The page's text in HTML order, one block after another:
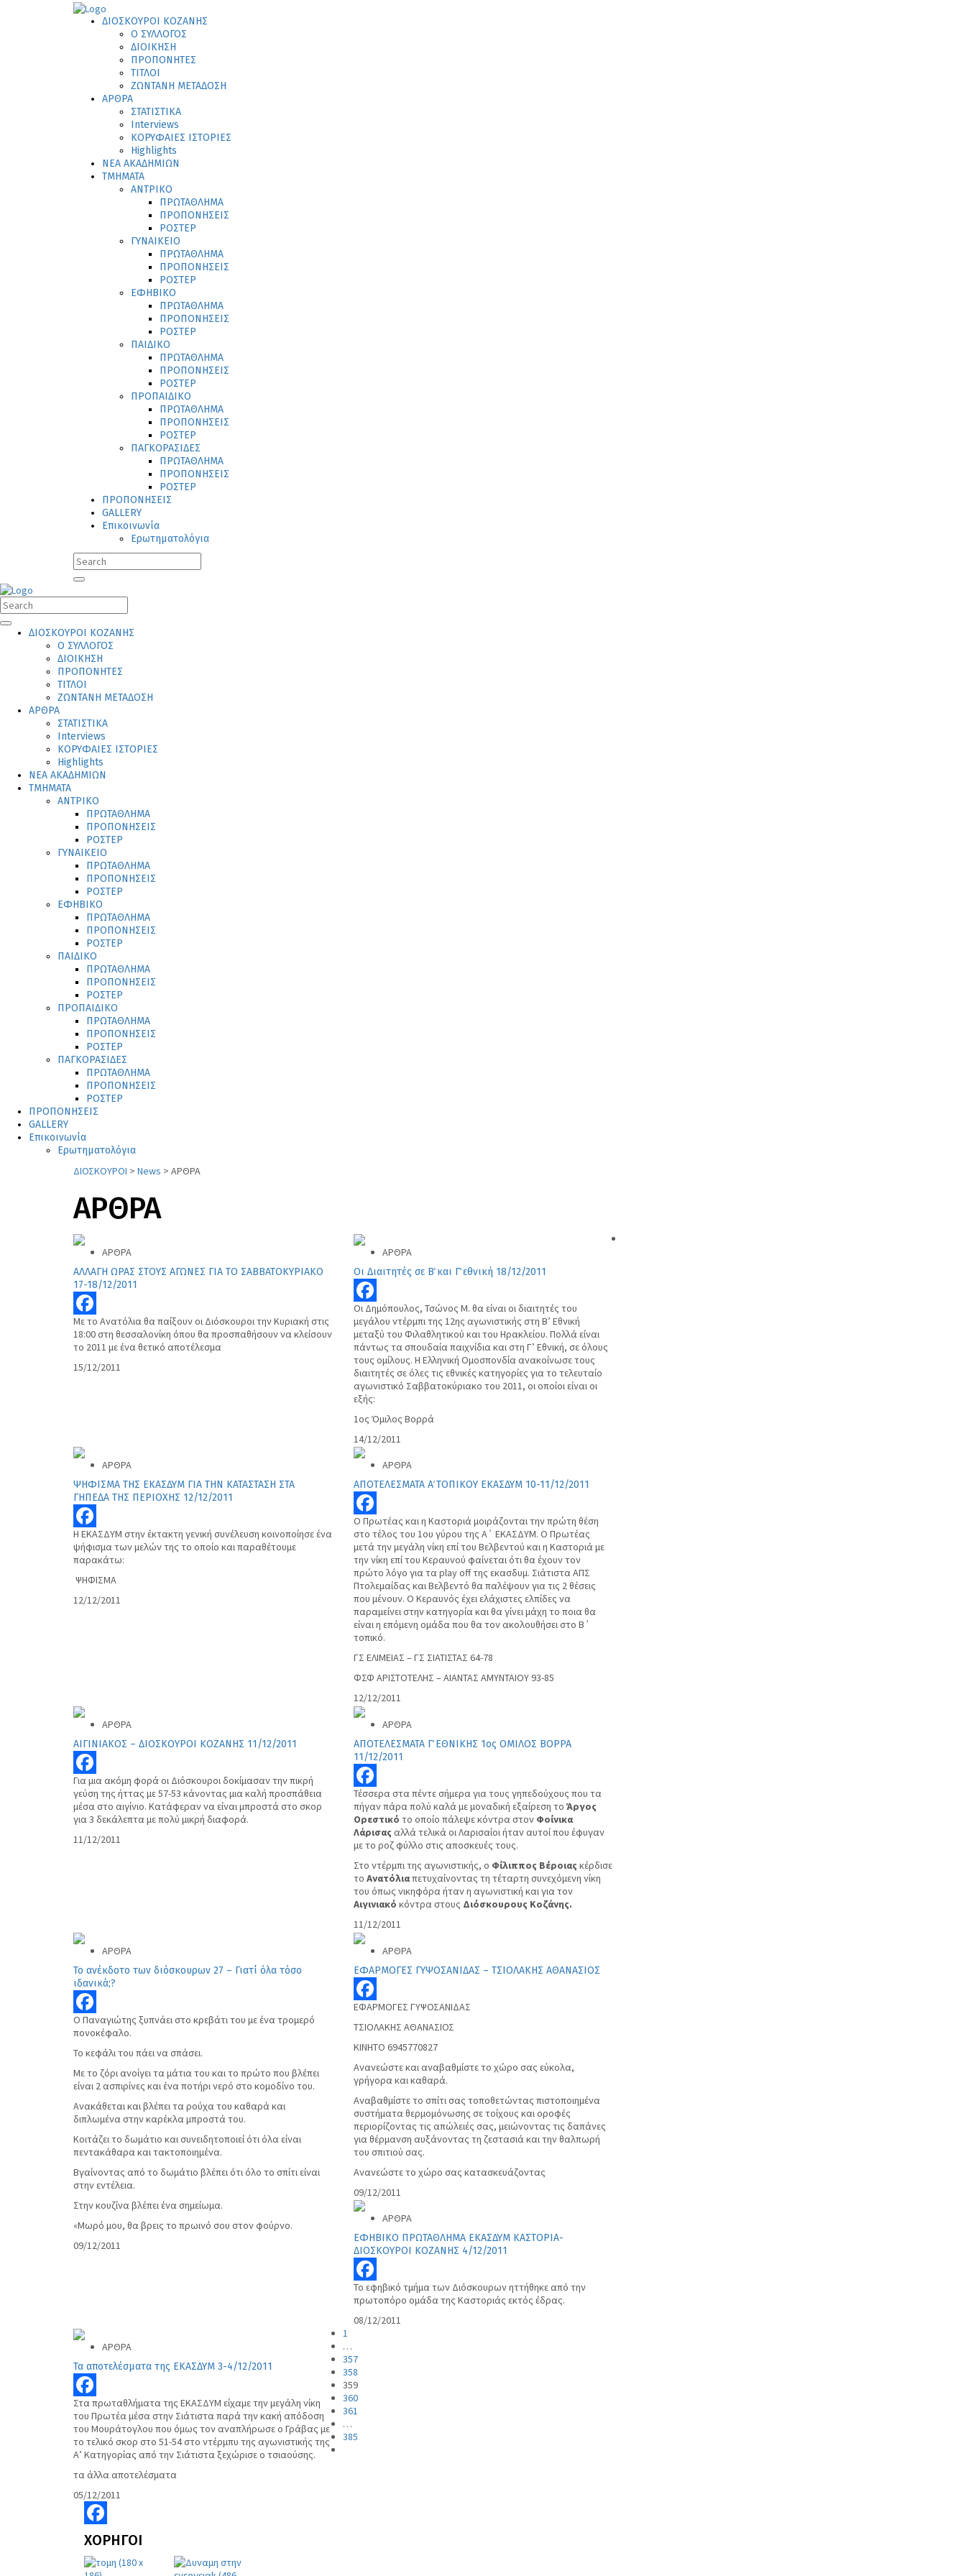
ΔΙΟΣΚΟΥΡΟΙ ΚΟΖΑΝΗΣ
Ο ΣΥΛΛΟΓΟΣ
ΔΙΟΙΚΗΣΗ
ΠΡΟΠΟΝΗΤΕΣ
ΤΙΤΛΟΙ
ΖΩΝΤΑΝΗ ΜΕΤΑΔΟΣΗ
ΑΡΘΡΑ
ΣΤΑΤΙΣΤΙΚΑ
Interviews
ΚΟΡΥΦΑΙΕΣ ΙΣΤΟΡΙΕΣ
Highlights
ΝΕΑ ΑΚΑΔΗΜΙΩΝ
ΤΜΗΜΑΤΑ
ΑΝΤΡΙΚΟ
ΠΡΩΤΑΘΛΗΜΑ
ΠΡΟΠΟΝΗΣΕΙΣ
ΡΟΣΤΕΡ
ΓΥΝΑΙΚΕΙΟ
ΠΡΩΤΑΘΛΗΜΑ
ΠΡΟΠΟΝΗΣΕΙΣ
ΡΟΣΤΕΡ
ΕΦΗΒΙΚΟ
ΠΡΩΤΑΘΛΗΜΑ
ΠΡΟΠΟΝΗΣΕΙΣ
ΡΟΣΤΕΡ
ΠΑΙΔΙΚΟ
ΠΡΩΤΑΘΛΗΜΑ
ΠΡΟΠΟΝΗΣΕΙΣ
ΡΟΣΤΕΡ
ΠΡΟΠΑΙΔΙΚΟ
ΠΡΩΤΑΘΛΗΜΑ
ΠΡΟΠΟΝΗΣΕΙΣ
ΡΟΣΤΕΡ
ΠΑΓΚΟΡΑΣΙΔΕΣ
ΠΡΩΤΑΘΛΗΜΑ
ΠΡΟΠΟΝΗΣΕΙΣ
ΡΟΣΤΕΡ
ΠΡΟΠΟΝΗΣΕΙΣ
GALLERY
Επικοινωνία
Ερωτηματολόγια
ΔΙΟΣΚΟΥΡΟΙ ΚΟΖΑΝΗΣ
Ο ΣΥΛΛΟΓΟΣ
ΔΙΟΙΚΗΣΗ
ΠΡΟΠΟΝΗΤΕΣ
ΤΙΤΛΟΙ
ΖΩΝΤΑΝΗ ΜΕΤΑΔΟΣΗ
ΑΡΘΡΑ
ΣΤΑΤΙΣΤΙΚΑ
Interviews
ΚΟΡΥΦΑΙΕΣ ΙΣΤΟΡΙΕΣ
Highlights
ΝΕΑ ΑΚΑΔΗΜΙΩΝ
ΤΜΗΜΑΤΑ
ΑΝΤΡΙΚΟ
ΠΡΩΤΑΘΛΗΜΑ
ΠΡΟΠΟΝΗΣΕΙΣ
ΡΟΣΤΕΡ
ΓΥΝΑΙΚΕΙΟ
ΠΡΩΤΑΘΛΗΜΑ
ΠΡΟΠΟΝΗΣΕΙΣ
ΡΟΣΤΕΡ
ΕΦΗΒΙΚΟ
ΠΡΩΤΑΘΛΗΜΑ
ΠΡΟΠΟΝΗΣΕΙΣ
ΡΟΣΤΕΡ
ΠΑΙΔΙΚΟ
ΠΡΩΤΑΘΛΗΜΑ
ΠΡΟΠΟΝΗΣΕΙΣ
ΡΟΣΤΕΡ
ΠΡΟΠΑΙΔΙΚΟ
ΠΡΩΤΑΘΛΗΜΑ
ΠΡΟΠΟΝΗΣΕΙΣ
ΡΟΣΤΕΡ
ΠΑΓΚΟΡΑΣΙΔΕΣ
ΠΡΩΤΑΘΛΗΜΑ
ΠΡΟΠΟΝΗΣΕΙΣ
ΡΟΣΤΕΡ
ΠΡΟΠΟΝΗΣΕΙΣ
GALLERY
Επικοινωνία
Ερωτηματολόγια
ΔΙΟΣΚΟΥΡΟΙ > News > ΑΡΘΡΑ
ΑΡΘΡΑ
ΑΡΘΡΑ
ΑΛΛΑΓΗ ΩΡΑΣ ΣΤΟΥΣ ΑΓΩΝΕΣ ΓΙΑ ΤΟ ΣΑΒΒΑΤΟΚΥΡΙΑΚΟ
17-18/12/2011
Facebook
Με το Ανατόλια θα παίξουν οι Διόσκουροι την Κυριακή στις
18:00 στη θεσσαλονίκη όπου θα προσπαθήσουν να κλείσουν
το 2011 με ένα θετικό αποτέλεσμα
15/12/2011
ΑΡΘΡΑ
Οι Διαιτητές σε Β΄ και Γ΄ εθνική 18/12/2011
Facebook
Οι Δημόπουλος, Τσώνος Μ. θα είναι οι διαιτητές του
μεγάλου ντέρμπι της 12ης αγωνιστικής στη Β’ Εθνική
μεταξύ του Φιλαθλητικού και του Ηρακλείου. Πολλά είναι
πάντως τα σπουδαία παιχνίδια και στη Γ’ Εθνική, σε όλους
τους ομίλους. Η Ελληνική Ομοσπονδία ανακοίνωσε τους
διαιτητές σε όλες τις εθνικές κατηγορίες για το τελευταίο
αγωνιστικό Σαββατοκύριακο του 2011, οι οποίοι είναι οι
εξής:
1ος Όμιλος Βορρά
14/12/2011
ΑΡΘΡΑ
ΨΗΦΙΣΜΑ ΤΗΣ ΕΚΑΣΔΥΜ ΓΙΑ ΤΗΝ ΚΑΤΑΣΤΑΣΗ ΣΤΑ
ΓΗΠΕΔΑ ΤΗΣ ΠΕΡΙΟΧΗΣ 12/12/2011
Facebook
Η ΕΚΑΣΔΥΜ στην έκτακτη γενική συνέλευση κοινοποίησε ένα
ψήφισμα των μελών της το οποίο και παραθέτουμε
παρακάτω:
ΨΗΦΙΣΜΑ
12/12/2011
ΑΡΘΡΑ
ΑΠΟΤΕΛΕΣΜΑΤΑ Α΄ ΤΟΠΙΚΟΥ ΕΚΑΣΔΥΜ 10-11/12/2011
Facebook
Ο Πρωτέας και η Καστοριά μοιράζονται την πρώτη θέση
στο τέλος του 1ου γύρου της Α΄ ΕΚΑΣΔΥΜ. Ο Πρωτέας
μετά την μεγάλη νίκη επί του Βελβεντού και η Καστοριά με
την νίκη επί του Κεραυνού φαίνεται ότι θα έχουν τον
πρώτο λόγο για τα play off της εκασδυμ. Σιάτιστα ΑΠΣ
Πτολεμαίδας και Βελβεντό θα παλέψουν για τις 2 θέσεις
που μένουν. Ο Κεραυνός έχει ελάχιστες ελπίδες να
παραμείνει στην κατηγορία και θα γίνει μάχη το ποια θα
είναι η επόμενη ομάδα που θα τον ακολουθήσει στο Β΄
τοπικό.
ΓΣ ΕΛΙΜΕΙΑΣ – ΓΣ ΣΙΑΤΙΣΤΑΣ 64-78
ΦΣΦ ΑΡΙΣΤΟΤΕΛΗΣ – ΑΙΑΝΤΑΣ ΑΜΥΝΤΑΙΟΥ 93-85
12/12/2011
ΑΡΘΡΑ
ΑΙΓΙΝΙΑΚΟΣ – ΔΙΟΣΚΟΥΡΟΙ ΚΟΖΑΝΗΣ 11/12/2011
Facebook
Για μια ακόμη φορά οι Διόσκουροι δοκίμασαν την πικρή
γεύση της ήττας με 57-53 κάνοντας μια καλή προσπάθεια
μέσα στο αιγίνιο. Κατάφεραν να είναι μπροστά στο σκορ
για 3 δεκάλεπτα με πολύ μικρή διαφορά.
11/12/2011
ΑΡΘΡΑ
ΑΠΟΤΕΛΕΣΜΑΤΑ Γ΄ ΕΘΝΙΚΗΣ 1ος ΟΜΙΛΟΣ ΒΟΡΡΑ
11/12/2011
Facebook
Τέσσερα στα πέντε σήμερα για τους γηπεδούχους που τα
πήγαν πάρα πολύ καλά με μοναδική εξαίρεση το Άργος
Ορεστικό το οποίο πάλεψε κόντρα στον Φοίνικα
Λάρισας αλλά τελικά οι Λαρισαίοι ήταν αυτοί που έφυγαν
με το ροζ φύλλο στις αποσκευές τους.
Στο ντέρμπι της αγωνιστικής, ο Φίλιππος Βέροιας κέρδισε
το Ανατόλιαπετυχαίνοντας τη τέταρτη συνεχόμενη νίκη
του όπως νικηφόρα ήταν η αγωνιστική και για τον
Αιγινιακό κόντρα στους Διόσκουρους Κοζάνης.
11/12/2011
ΑΡΘΡΑ
Το ανέκδοτο των διόσκουρων 27 – Γιατί όλα τόσο
ιδανικά;?
Facebook
Ο Παναγιώτης ξυπνάει στο κρεβάτι του με ένα τρομερό
πονοκέφαλο.
Το κεφάλι του πάει να σπάσει.
Με το ζόρι ανοίγει τα μάτια του και το πρώτο που βλέπει
είναι 2 ασπιρίνες και ένα ποτήρι νερό στο κομοδίνο του.
Ανακάθεται και βλέπει τα ρούχα του καθαρά και
διπλωμένα στην καρέκλα μπροστά του.
Κοιτάζει το δωμάτιο και συνειδητοποιεί ότι όλα είναι
πεντακάθαρα και τακτοποιημένα.
Βγαίνοντας από το δωμάτιο βλέπει ότι όλο το σπίτι είναι
στην εντέλεια.
Στην κουζίνα βλέπει ένα σημείωμα.
«Μωρό μου, θα βρεις το πρωινό σου στον φούρνο.
09/12/2011
ΑΡΘΡΑ
ΕΦΑΡΜΟΓΕΣ ΓΥΨΟΣΑΝΙΔΑΣ – ΤΣΙΟΛΑΚΗΣ ΑΘΑΝΑΣΙΟΣ
Facebook
ΕΦΑΡΜΟΓΕΣ ΓΥΨΟΣΑΝΙΔΑΣ
ΤΣΙΟΛΑΚΗΣ ΑΘΑΝΑΣΙΟΣ
ΚΙΝΗΤΟ 6945770827
Ανανεώστε και αναβαθμίστε το χώρο σας εύκολα,
γρήγορα και καθαρά.
Αναβαθμίστε το σπίτι σας τοποθετώντας πιστοποιημένα
συστήματα θερμομόνωσης σε τοίχους και οροφές
περιορίζοντας τις απώλειές σας, μειώνοντας τις δαπάνες
για θέρμανση αυξάνοντας τη ζεστασιά και την θαλπωρή
του σπιτιού σας.
Ανανεώστε το χώρο σας κατασκευάζοντας
09/12/2011
ΑΡΘΡΑ
ΕΦΗΒΙΚΟ ΠΡΩΤΑΘΛΗΜΑ ΕΚΑΣΔΥΜ ΚΑΣΤΟΡΙΑ-
ΔΙΟΣΚΟΥΡΟΙ ΚΟΖΑΝΗΣ 4/12/2011
Facebook
Το εφηβικό τμήμα των Διόσκουρων ηττήθηκε από την
πρωτοπόρο ομάδα της Καστοριάς εκτός έδρας.
08/12/2011
ΑΡΘΡΑ
Τα αποτελέσματα της ΕΚΑΣΔΥΜ 3-4/12/2011
Facebook
Στα πρωταθλήματα της ΕΚΑΣΔΥΜ είχαμε την μεγάλη νίκη
του Πρωτέα μέσα στην Σιάτιστα παρά την κακή απόδοση
του Μουράτογλου που όμως τον αναπλήρωσε ο Γράβας με
το τελικό σκορ στο 51-54 στο ντέρμπυ της αγωνιστικής της
Α’ Κατηγορίας από την Σιάτιστα ξεχώρισε ο τσιαούσης.
τα άλλα αποτελέσματα
05/12/2011
1
…
357
358
359
360
361
…
385
Facebook
ΧΟΡΗΓΟΙ